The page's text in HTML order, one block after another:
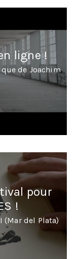
ligne !
de Joachim
pour
!
(Mar del Plata)